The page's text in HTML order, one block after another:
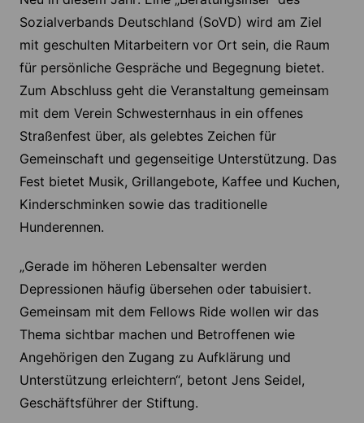
Sozialverbands Deutschland (SoVD) wird am Ziel
mit geschulten Mitarbeitern vor Ort sein, die Raum
für persönliche Gespräche und Begegnung bietet.
Zum Abschluss geht die Veranstaltung gemeinsam
mit dem Verein Schwesternhaus in ein offenes
Straßenfest über, als gelebtes Zeichen für
Gemeinschaft und gegenseitige Unterstützung. Das
Fest bietet Musik, Grillangebote, Kaffee und Kuchen,
Kinderschminken sowie das traditionelle
Hunderennen.
„Gerade im höheren Lebensalter werden
Depressionen häufig übersehen oder tabuisiert.
Gemeinsam mit dem Fellows Ride wollen wir das
Thema sichtbar machen und Betroffenen wie
Angehörigen den Zugang zu Aufklärung und
Unterstützung erleichtern“, betont Jens Seidel,
Geschäftsführer der Stiftung.